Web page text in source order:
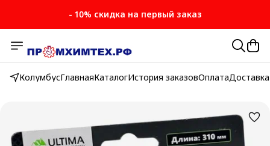
- 10% скидка на первый заказ
КолумбусГлавнаяКаталогИстория заказовОплатаДоставка